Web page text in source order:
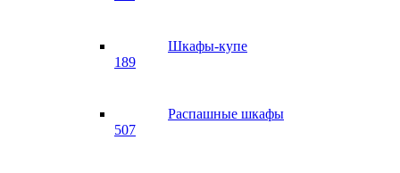
Шкафы-купе
189
Распашные шкафы
507